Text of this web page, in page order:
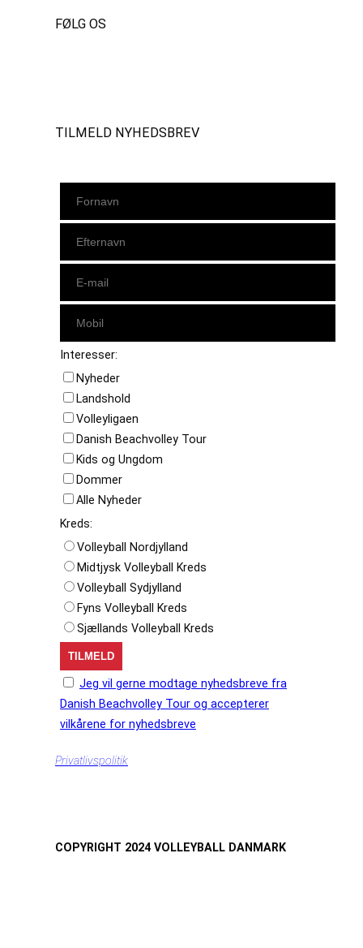
FØLG OS
TILMELD NYHEDSBREV
Interesser:
Nyheder
Landshold
Volleyligaen
Danish Beachvolley Tour
Kids og Ungdom
Dommer
Alle Nyheder
Kreds:
Volleyball Nordjylland
Midtjysk Volleyball Kreds
Volleyball Sydjylland
Fyns Volleyball Kreds
Sjællands Volleyball Kreds
Jeg vil gerne modtage nyhedsbreve fra
Danish Beachvolley Tour og accepterer
vilkårene for nyhedsbreve
Privatlivspolitik
COPYRIGHT 2024 VOLLEYBALL DANMARK